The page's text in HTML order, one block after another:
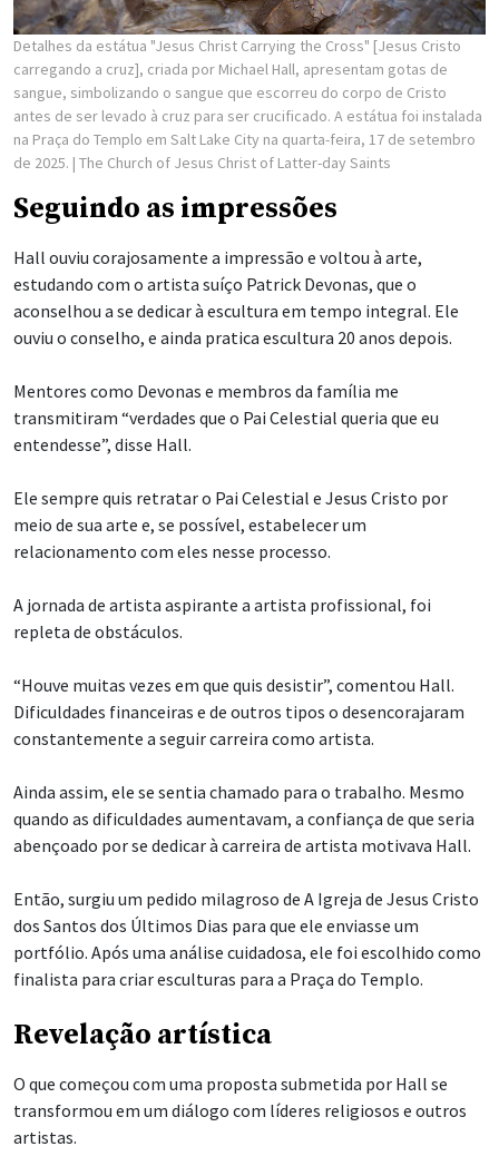
Detalhes da estátua "Jesus Christ Carrying the Cross" [Jesus Cristo
carregando a cruz], criada por Michael Hall, apresentam gotas de
sangue, simbolizando o sangue que escorreu do corpo de Cristo
antes de ser levado à cruz para ser crucificado. A estátua foi instalada
na Praça do Templo em Salt Lake City na quarta-feira, 17 de setembro
de 2025. | The Church of Jesus Christ of Latter-day Saints
Seguindo as impressões
Hall ouviu corajosamente a impressão e voltou à arte,
estudando com o artista suíço Patrick Devonas, que o
aconselhou a se dedicar à escultura em tempo integral. Ele
ouviu o conselho, e ainda pratica escultura 20 anos depois.
Mentores como Devonas e membros da família me
transmitiram “verdades que o Pai Celestial queria que eu
entendesse”, disse Hall.
Ele sempre quis retratar o Pai Celestial e Jesus Cristo por
meio de sua arte e, se possível, estabelecer um
relacionamento com eles nesse processo.
A jornada de artista aspirante a artista profissional, foi
repleta de obstáculos.
“Houve muitas vezes em que quis desistir”, comentou Hall.
Dificuldades financeiras e de outros tipos o desencorajaram
constantemente a seguir carreira como artista.
Ainda assim, ele se sentia chamado para o trabalho. Mesmo
quando as dificuldades aumentavam, a confiança de que seria
abençoado por se dedicar à carreira de artista motivava Hall.
Então, surgiu um pedido milagroso de A Igreja de Jesus Cristo
dos Santos dos Últimos Dias para que ele enviasse um
portfólio. Após uma análise cuidadosa, ele foi escolhido como
finalista para criar esculturas para a Praça do Templo.
Revelação artística
O que começou com uma proposta submetida por Hall se
transformou em um diálogo com líderes religiosos e outros
artistas.